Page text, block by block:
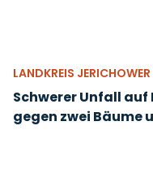
LANDKREIS
Schwerer Unfall
gegen zwei Bäume